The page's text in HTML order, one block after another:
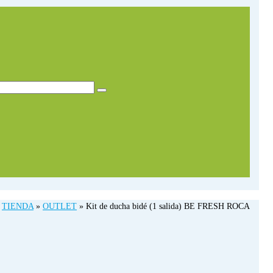
TIENDA » OUTLET » Kit de ducha bidé (1 salida) BE FRESH ROCA